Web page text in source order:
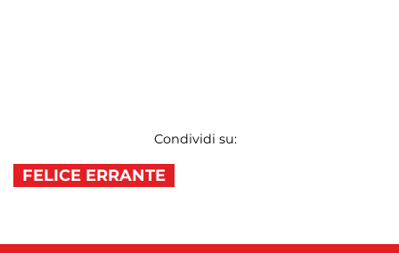
Condividi su:
FELICE ERRANTE